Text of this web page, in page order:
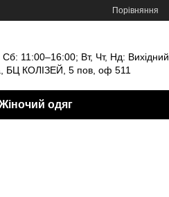
Порівняння
11:00–16:00; Вт, Чт, Нд: Вихідний
БЦ КОЛІЗЕЙ, 5 пов, оф 511
одяг